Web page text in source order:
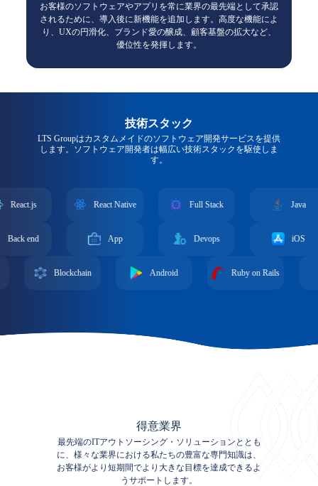
お客様のソフトウェアやアプリを常に業界の最先端として承認
されるために、導入後に新機能を追加します。高度な機能によ
り、UXの円滑化、ブランド愛の醸成、顧客基盤の拡大など、
優位性を発揮します。
技術スタック
LTS Groupはカスタムメイドのソフトウェア開発サービスを提供
します。ソフトウェア開発者は幅広い技術スタックを駆使しま
す。
React Native Full Stack Java
App Devops iOS
Blockchain Android Ruby on Rails
得意業界
最先端のITアウトソーシング・ソリューションととも
に、様々な業界における私たちの豊富な専門知識は、
お客様がより短期間でより大きな目標を達成できるよ
うサポートします。